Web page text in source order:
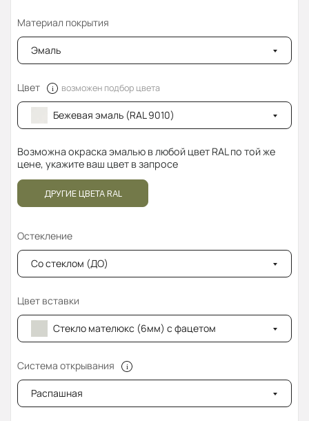
Материал покрытия
Эмаль
Цвет возможен подбор цвета
Бежевая эмаль (RAL 9010)
Возможна окраска эмалью в любой цвет RAL по той же
цене, укажите ваш цвет в запросе
ДРУГИЕ ЦВЕТА RAL
Остекление
Со стеклом (ДО)
Цвет вставки
Стекло мателюкс (6мм) с фацетом
Система открывания
Распашная